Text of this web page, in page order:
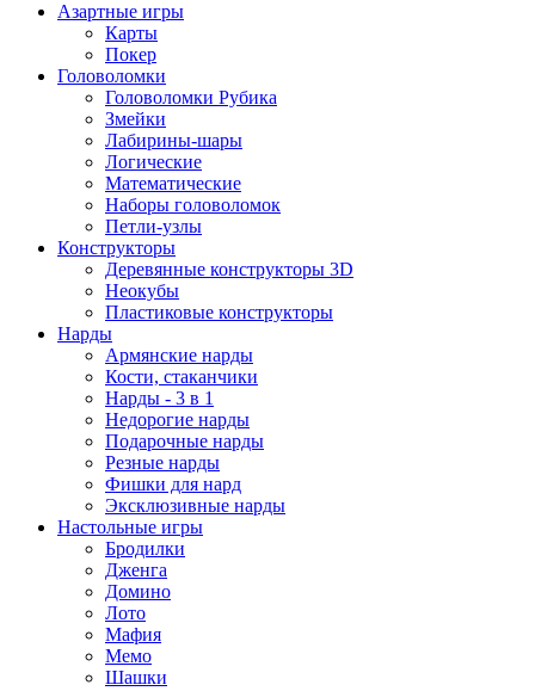
Азартные игры
Карты
Покер
Головоломки
Головоломки Рубика
Змейки
Лабирины-шары
Логические
Математические
Наборы головоломок
Петли-узлы
Конструкторы
Деревянные конструкторы 3D
Неокубы
Пластиковые конструкторы
Нарды
Армянские нарды
Кости, стаканчики
Нарды - 3 в 1
Недорогие нарды
Подарочные нарды
Резные нарды
Фишки для нард
Эксклюзивные нарды
Настольные игры
Бродилки
Дженга
Домино
Лото
Мафия
Мемо
Шашки